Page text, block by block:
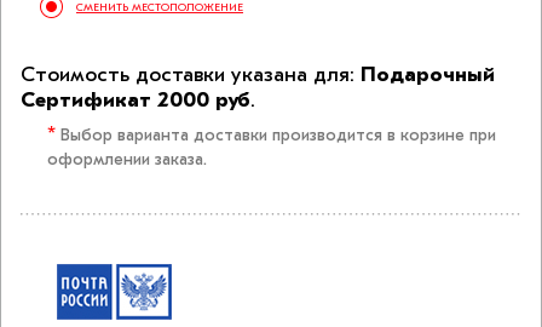
СМЕНИТЬ МЕСТОПОЛОЖЕНИЕ
Стоимость доставки указана для: Подарочный
Сертификат 2000 руб.
* Выбор варианта доставки производится в корзине при
оформлении заказа.